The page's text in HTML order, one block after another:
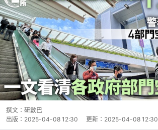
撰文： 研數巴
出版： 2025-04-08 12:30 更新： 2025-04-08 12:30